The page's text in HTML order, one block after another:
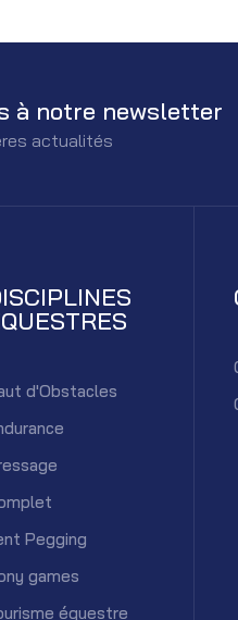
à notre newsletter
actualités
d'Obstacles
Pegging
games
équestre